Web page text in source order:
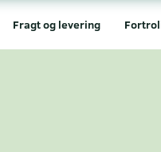
Fragt og levering